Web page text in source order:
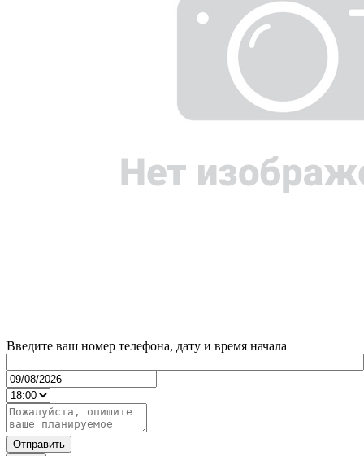
Введите ваш номер телефона, дату и время начала
Отправить